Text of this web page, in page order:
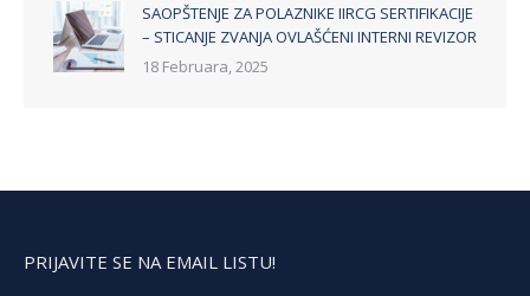
SAOPŠTENJE ZA POLAZNIKE IIRCG SERTIFIKACIJE
– STICANJE ZVANJA OVLAŠĆENI INTERNI REVIZOR
18 Februara, 2025
PRIJAVITE SE NA EMAIL LISTU!